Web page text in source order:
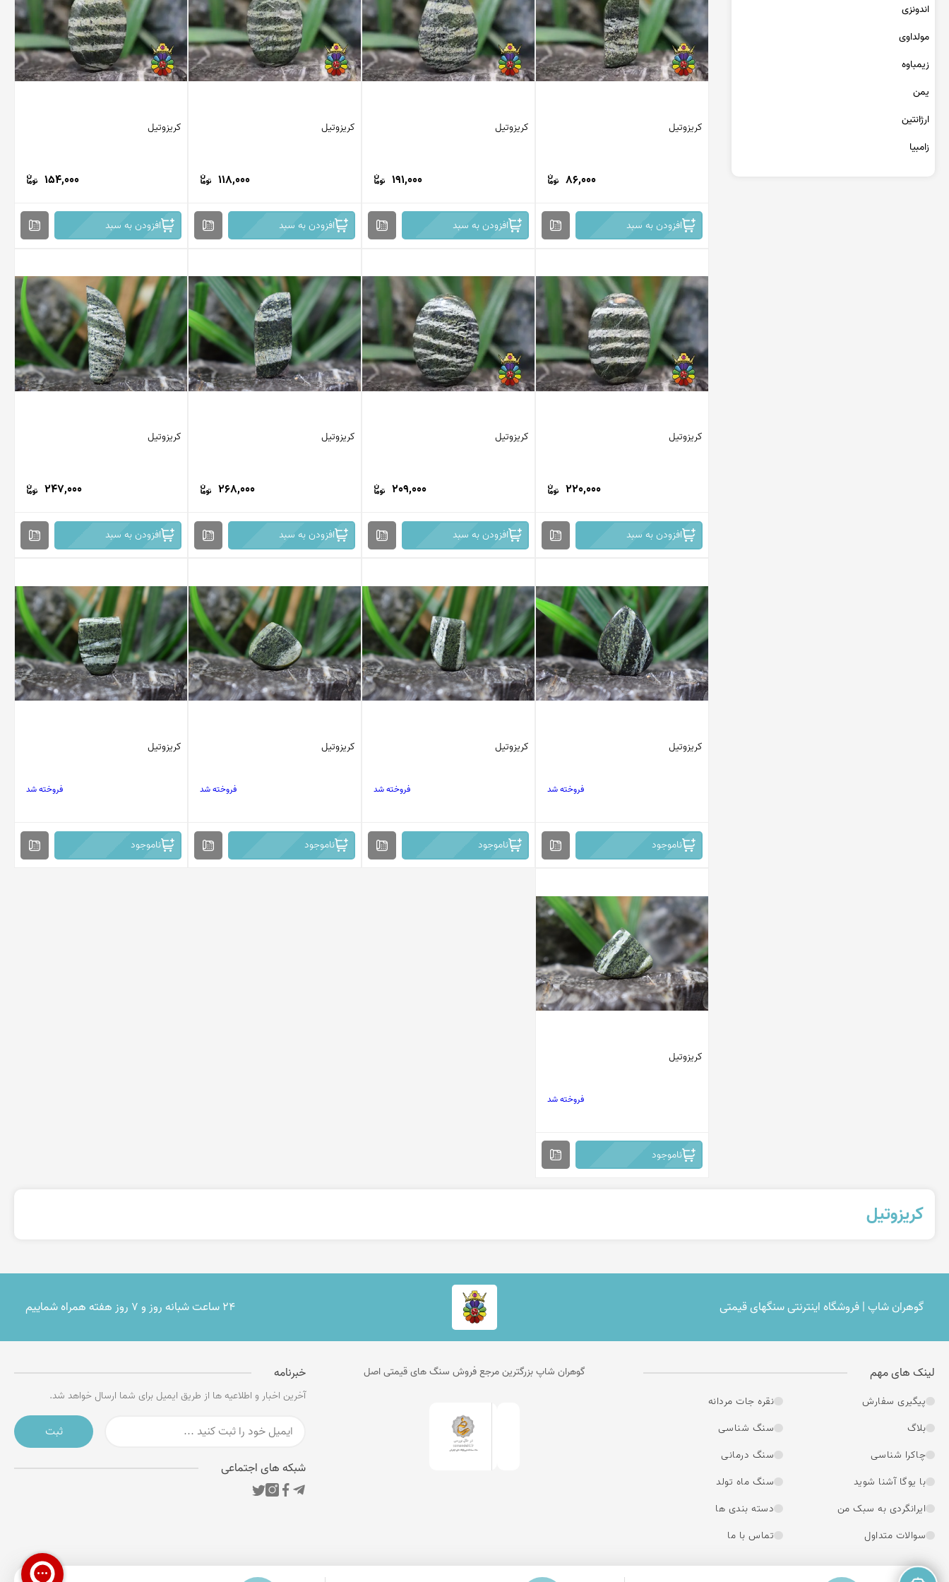
عقیق یمن بنفش
عقیق یمن سیاه
عقیق یمن قرمز
استیک اگات
عقیق عسلی
عقیق اتشین
عقیق شجر
اندونزی
مولداوی
زیمباوه
یمن
ارژانتین
زامبیا
کریزوتیل
86,000
افزودن به سبد
کریزوتیل
191,000
افزودن به سبد
کریزوتیل
118,000
افزودن به سبد
کریزوتیل
154,000
افزودن به سبد
کریزوتیل
220,000
افزودن به سبد
کریزوتیل
209,000
افزودن به سبد
کریزوتیل
268,000
افزودن به سبد
کریزوتیل
247,000
افزودن به سبد
کریزوتیل
فروخته شد
ناموجود
کریزوتیل
فروخته شد
ناموجود
کریزوتیل
فروخته شد
ناموجود
کریزوتیل
فروخته شد
ناموجود
کریزوتیل
فروخته شد
ناموجود
کریزوتیل
گوهران شاپ | فروشگاه اینترنتی سنگهای قیمتی ۲۴ ساعت شبانه روز و ۷ روز هفته همراه شماییم
لینک های مهم
پیگیری سفارش
نقره جات مردانه
بلاگ
سنگ شناسی
چاکرا شناسی
سنگ درمانی
با یوگا آشنا شوید
سنگ ماه تولد
ایرانگردی به سبک من
دسته بندی ها
سوالات متداول
تماس با ما
گوهران شاپ بزرگترین مرجع فروش سنگ های قیمتی اصل خبرنامه
آخرین اخبار و اطلاعیه ها از طریق ایمیل برای شما ارسال خواهد شد.
ثبت
شبکه های اجتماعی